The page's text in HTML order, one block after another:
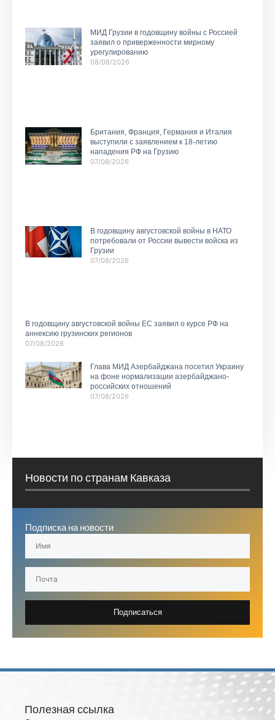
МИД Грузии в годовщину войны с Россией
заявил о приверженности мирному
урегулированию
08/08/2026
Британия, Франция, Германия и Италия
выступили с заявлением к 18-летию
нападения РФ на Грузию
07/08/2026
В годовщину августовской войны в НАТО
потребовали от России вывести войска из
Грузии
07/08/2026
В годовщину августовской войны ЕС заявил о курсе РФ на
аннексию грузинских регионов
07/08/2026
Глава МИД Азербайджана посетил Украину
на фоне нормализации азербайджано-
российских отношений
07/08/2026
Новости по странам Кавказа
Подписка на новости
Подписаться
Полезная ссылка